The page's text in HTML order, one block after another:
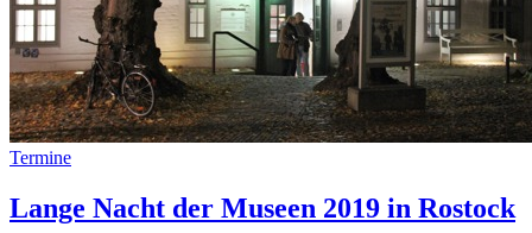
Termine
Lange Nacht der Museen 2019 in Rostock